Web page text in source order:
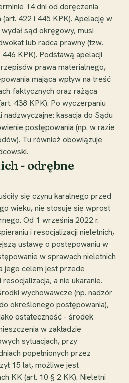
14 dni od doręczenia
422 i 445 KPK). Apelację w
sąd okręgowy, musi
lub radca prawny (tzw.
KPK). Podstawą apelacji
prawa materialnego,
mająca wpływ na treść
faktycznych oraz rażąca
438 KPK). Po wyczerpaniu
kasacja do Sądu
postępowania (np. w razie
Tu również obowiązuje
- odrębne
się czynu karalnego przed
wieku, nie stosuje się wprost
Od 1 września 2022 r.
i resocjalizacji nieletnich,
ustawę o postępowaniu w
w sprawach nieletnich
jego celem jest przede
a nie ukaranie.
wychowawcze (np. nadzór
określonego postępowania),
ostateczność - środek
w zakładzie
sytuacjach, przy
popełnionych przez
15 lat, możliwe jest
KK (art. 10 § 2 KK). Nieletni